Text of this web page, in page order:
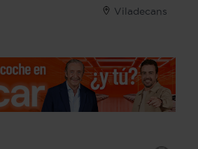
Viladecans